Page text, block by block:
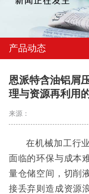
产品动态
恩派特含油铝屑
理与资源再利用
来源：
在机械加工行
面临的环保与成本
量仓储空间，切削
接丢弃则造成资源